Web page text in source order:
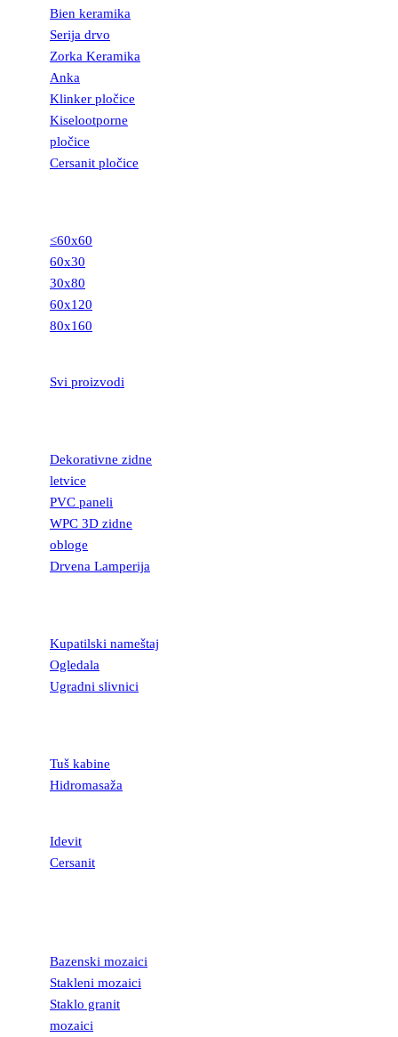
Bien keramika
Serija drvo
Zorka Keramika
Anka
Klinker pločice
Kiselootporne
pločice
Cersanit pločice
≤60x60
60x30
30x80
60x120
80x160
Svi proizvodi
Dekorativne zidne
letvice
PVC paneli
WPC 3D zidne
obloge
Drvena Lamperija
Kupatilski nameštaj
Ogledala
Ugradni slivnici
Tuš kabine
Hidromasaža
Idevit
Cersanit
Bazenski mozaici
Stakleni mozaici
Staklo granit
mozaici